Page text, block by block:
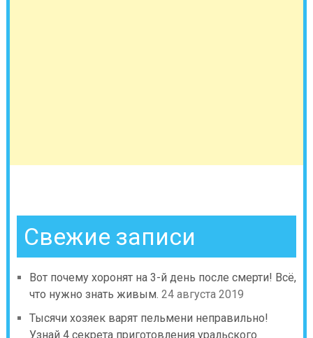
Свежие записи
Вот почему хоронят на 3-й день после смерти! Всё,
что нужно знать живым. 24 августа 2019
Тысячи хозяек варят пельмени неправильно!
Узнай 4 секрета приготовления уральского